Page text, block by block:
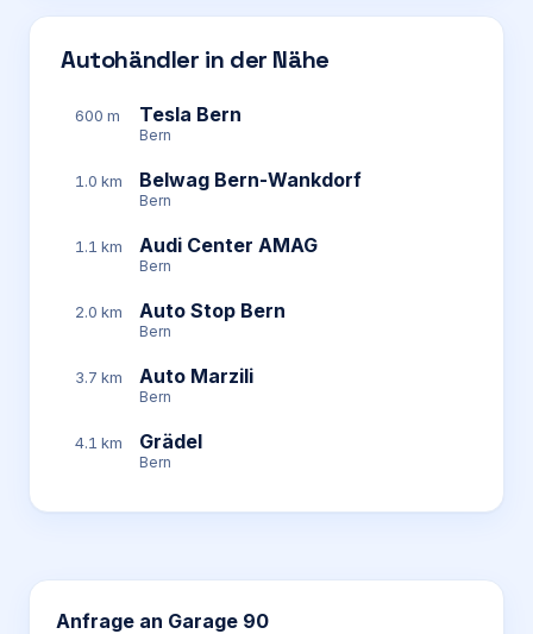
Autohändler in der Nähe
600 m Tesla Bern
Bern
1.0 km Belwag Bern-Wankdorf
Bern
1.1 km Audi Center AMAG
Bern
2.0 km Auto Stop Bern
Bern
3.7 km Auto Marzili
Bern
4.1 km Grädel
Bern
Anfrage an Garage 90